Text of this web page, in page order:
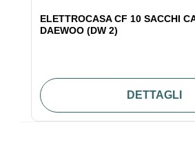
ELETTROCASA CF 10 SACCHI
DAEWOO (DW 2)
DETTAGLI